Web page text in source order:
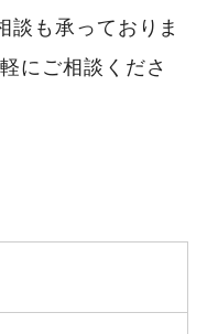
談も承っておりま
にご相談くださ